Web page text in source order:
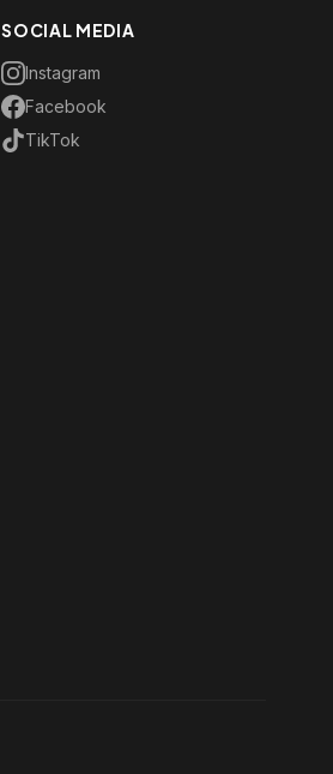
SOCIAL MEDIA
Instagram
Facebook
TikTok